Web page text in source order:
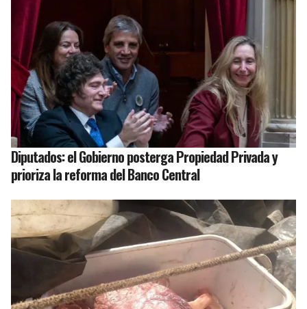
Diputados: el Gobierno posterga Propiedad Privada y
prioriza la reforma del Banco Central